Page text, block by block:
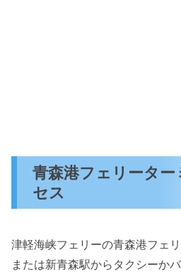
青森港フェリータ
セス
津軽海峡フェリーの青森港フェ
または新青森駅からタクシーか